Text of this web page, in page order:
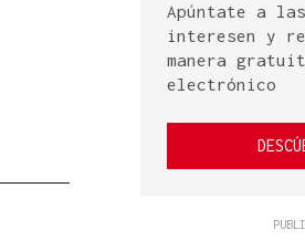
Apúntate a
interesen y
manera
electrónico